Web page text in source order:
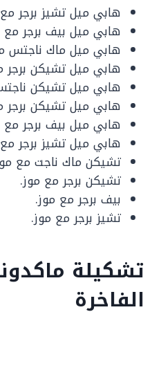
هابي ميل تشيز برجر
هابي ميل بيف برجر
هابي ميل ماك ناجتس
هابي ميل تشيكن برجر
هابي ميل تشيكن
هابي ميل تشيكن
هابي ميل بيف برجر
هابي ميل تشيز برجر
تشيكن ماك ناجت مع
تشيكن برجر مع موز.
بيف برجر مع موز.
تشيز برجر مع موز.
تشكيلة
الفاخرة